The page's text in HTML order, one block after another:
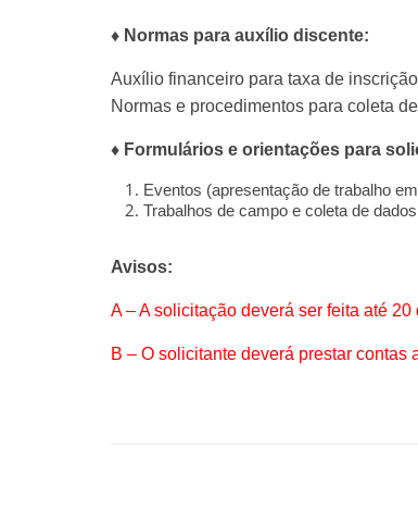
♦ Normas para auxílio discente:
Auxílio financeiro para taxa de
Normas e procedimentos para coleta
♦ Formulários e orientações para
Eventos (apresentação de trabalho
Trabalhos de campo e coleta de
Avisos:
A – A solicitação deverá ser feita até
B – O solicitante deverá prestar